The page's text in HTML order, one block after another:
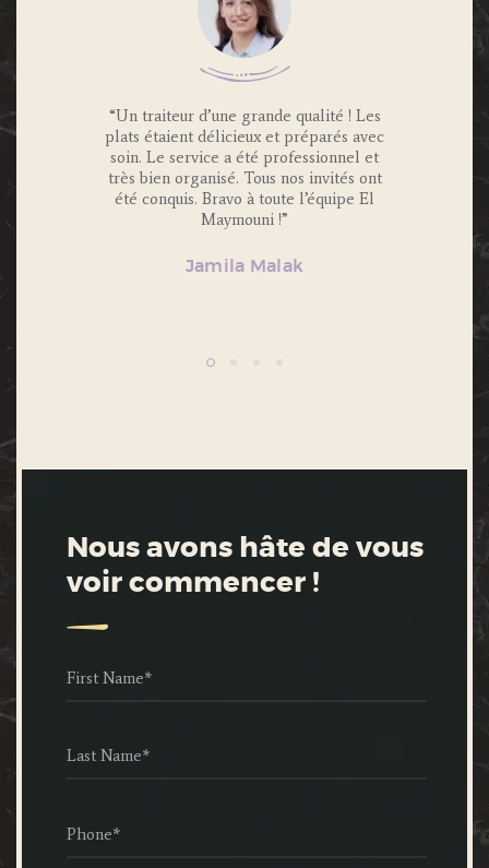
invités
“Un traiteur d’une grande qualité ! Les
plats étaient délicieux et préparés avec
soin. Le service a été professionnel et
très bien organisé. Tous nos invités ont
été conquis. Bravo à toute l’équipe El
Maymouni !”
Jamila Malak
“Nous
Nous avons hâte de vous
voir commencer !